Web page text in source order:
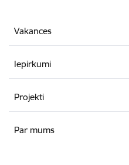
Vakances
Iepirkumi
Projekti
Par mums